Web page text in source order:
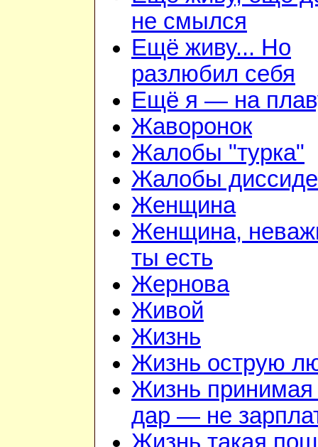
не смылся
Ещё живу... Но
разлюбил себя
Ещё я — на
Жаворонок
Жалобы "турка"
Жалобы
Женщина
Женщина,
ты есть
Жернова
Живой
Жизнь
Жизнь острую
Жизнь принимая
дар — не